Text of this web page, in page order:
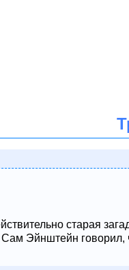
старая
Эйнштейн говорил,